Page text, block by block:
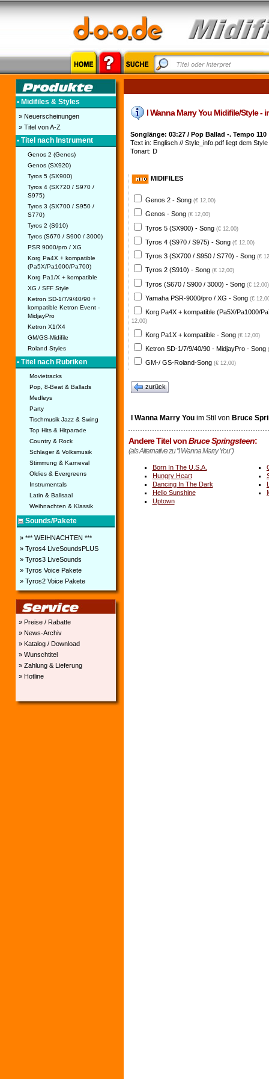
• Midifiles & Styles
» Neuerscheinungen
» Titel von A-Z
• Titel nach Instrument
Genos 2 (Genos)
Genos (SX920)
Tyros 5 (SX900)
Tyros 4 (SX720 / S970 /
S975)
Tyros 3 (SX700 / S950 /
S770)
Tyros 2 (S910)
Tyros (S670 / S900 / 3000)
PSR 9000/pro / XG
Korg Pa4X + kompatible
(Pa5X/Pa1000/Pa700)
Korg Pa1/X + kompatible
XG / SFF Style
Ketron SD-1/7/9/40/90 +
kompatible Ketron Event -
MidjayPro
Ketron X1/X4
GM/GS-Midifile
Roland Styles
• Titel nach Rubriken
Movietracks
Pop, 8-Beat & Ballads
Medleys
Party
Tischmusik Jazz & Swing
Top Hits & Hitparade
Country & Rock
Schlager & Volksmusik
Stimmung & Karneval
Oldies & Evergreens
Instrumentals
Latin & Ballsaal
Weihnachten & Klassik
Sounds/Pakete
» *** WEIHNACHTEN ***
» Tyros4 LiveSoundsPLUS
» Tyros3 LiveSounds
» Tyros Voice Pakete
» Tyros2 Voice Pakete
» Preise / Rabatte
» News-Archiv
» Katalog / Download
» Wunschtitel
» Zahlung & Lieferung
» Hotline
I Wanna Marry You Midifile/Style
Songlänge: 03:27 / Pop Ballad -. Tempo 110
Text in: Englisch // Style_info.pdf liegt dem Style
Tonart: D
MIDIFILES
Genos 2 - Song (€ 12,00)
Genos - Song (€ 12,00)
Tyros 5 (SX900) - Song (€ 12,00)
Tyros 4 (S970 / S975) - Song (€ 12,00)
Tyros 3 (SX700 / S950 / S770) - Song (€
Tyros 2 (S910) - Song (€ 12,00)
Tyros (S670 / S900 / 3000) - Song (€ 12,00)
Yamaha PSR-9000/pro / XG - Song (€
Korg Pa4X + kompatible (Pa5X/Pa1000/
12,00)
Korg Pa1X + kompatible - Song (€ 12,00)
Ketron SD-1/7/9/40/90 - MidjayPro - Song
GM-/ GS-Roland-Song (€ 12,00)
zurück
I Wanna Marry Youim Stil von Bruce
Andere Titel vonBruce Springsteen:
(als Alternative zu "I Wanna Marry You")
Born In The U.S.A.
Hungry Heart
Dancing In The Dark
Hello Sunshine
Uptown